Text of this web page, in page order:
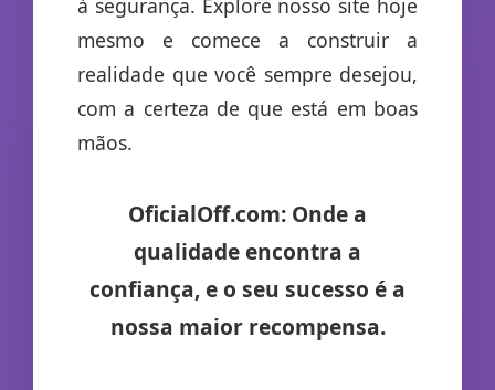
à segurança. Explore nosso site hoje
mesmo e comece a construir a
realidade que você sempre desejou,
com a certeza de que está em boas
mãos.
OficialOff.com: Onde a
qualidade encontra a
confiança, e o seu sucesso é a
nossa maior recompensa.